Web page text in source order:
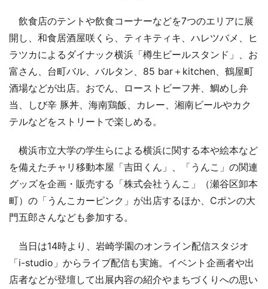
飲食店のテントや飲食コーナーなどを7つのエリアに展
開し、和食居酒屋咲くら、ティキティキ、ハレツバメ、ヒ
ラツカによるダイナック横浜「樽生ビールスタンド」、お
富さん、台町バル、バルタン、85 bar＋kitchen、鶴屋町
酒場などが出店。おでん、ローストビーフ丼、鯛めし弁
当、しび辛 豚丼、海南鶏飯、カレー、湘南ビールやカク
テルなどをストリートで楽しめる。
横浜市立大学の学生らによる横浜に関する本や絵本など
を備えたチャリ移動本屋「吉田くん」、「うんこ」の関連
グッズを企画・販売する「株式会社うんこ」（瀬谷区卸本
町）の「うんこカーピンク」が出店するほか、Cポンの大
門五郎さんなども参加する。
当日は14時より、岩崎学園のオンライン配信スタジオ
「i-studio」からライブ配信も実施。イベント企画者や出
店者などが登壇して出展内容の紹介やまちづくりへの思い